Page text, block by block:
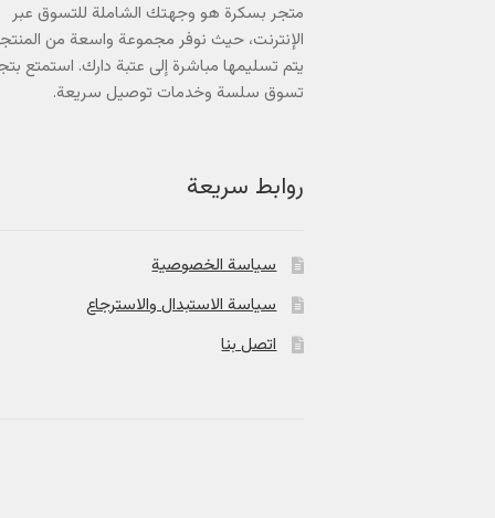
متجر بسكرة هو وجهتك الشاملة للتسوق عبر
الإنترنت، حيث نوفر مجموعة واسعة من
يتم تسليمها مباشرة إلى عتبة دارك. استمتع
تسوق سلسة وخدمات توصيل سريعة.
روابط سريعة
سياسة الخصوصية
سياسة الاستبدال والاسترجاع
اتصل بنا